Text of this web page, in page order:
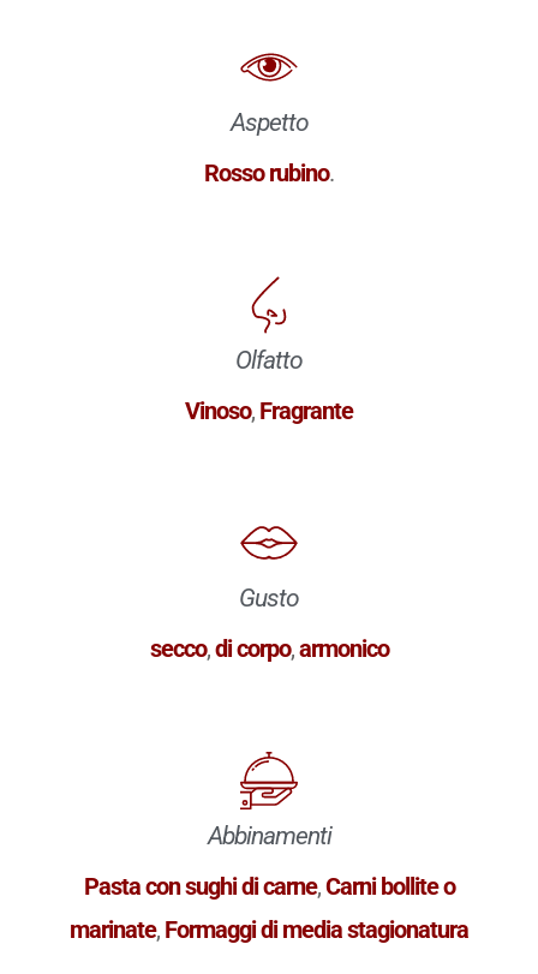
Aspetto
Rosso rubino.
Olfatto
Vinoso, Fragrante
Gusto
secco,di corpo,armonico
Abbinamenti
Pasta con sughi di carne,Carni bollite o
marinate, Formaggi di media stagionatura